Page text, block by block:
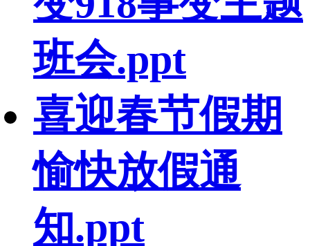
班会.ppt
喜迎春节假期
愉快放假通
知.ppt